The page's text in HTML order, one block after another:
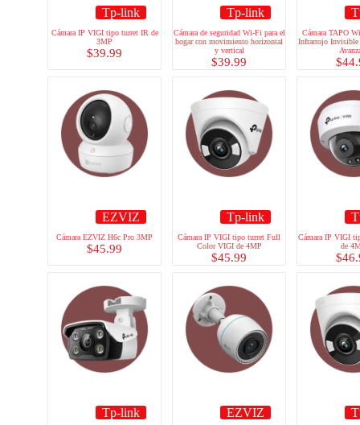
Tp-link
Cámara IP VIGI tipo turret IR de
3MP
$39.99
Tp-link
Cámara de seguridad Wi-Fi para el
hogar con movimiento horizontal
y vertical
$39.99
Cámara TAPO
Infrarrojo
$
EZVIZ
Cámara EZVIZ H6c Pro 3MP
$45.99
Tp-link
Cámara IP VIGI tipo turret Full
Color VIGI de 4MP
$45.99
Cámara IP VIGI
de
$
Tp-link EZVIZ